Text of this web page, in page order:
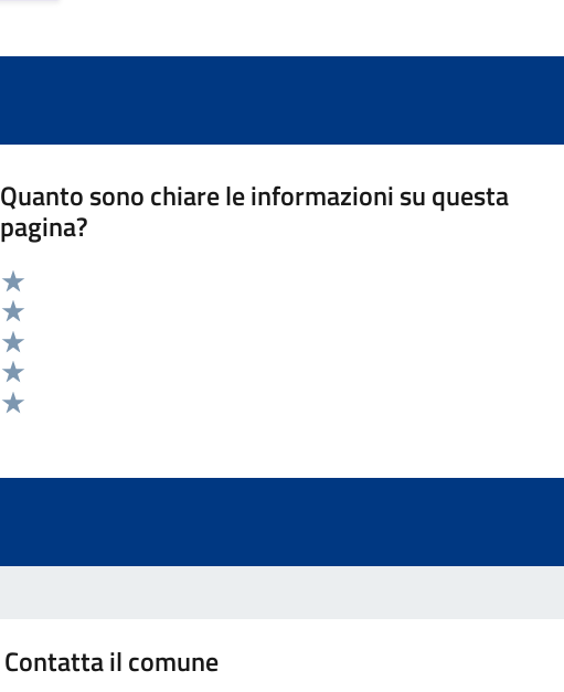
Quanto sono chiare le informazioni su questa
pagina?
Valuta 5 stelle su 5
Valuta 4 stelle su 5
Valuta 3 stelle su 5
Valuta 2 stelle su 5
Contatta il comune